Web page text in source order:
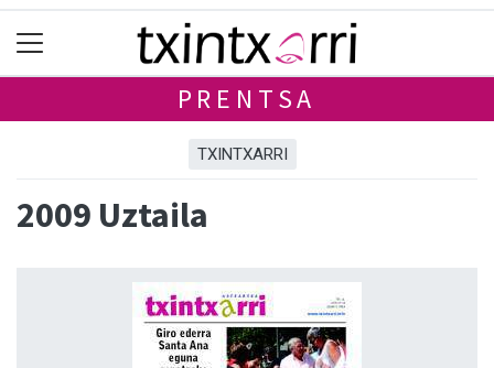
PRENTSA
TXINTXARRI
2009 Uztaila